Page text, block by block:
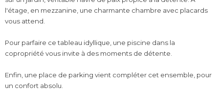
l'étage, en mezzanine, une charmante chambre avec placards
vous attend.
Pour parfaire ce tableau idyllique, une piscine dans la
copropriété vous invite à des moments de détente.
Enfin, une place de parking vient compléter cet ensemble, pour
un confort absolu.